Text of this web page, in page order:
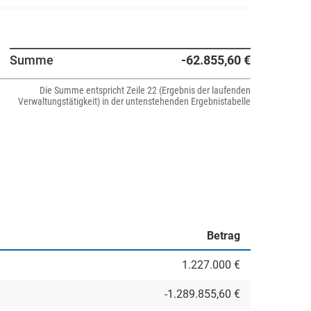
Summe -62.855,60 €
Die Summe entspricht Zeile 22 (Ergebnis der laufenden
Verwaltungstätigkeit) in der untenstehenden Ergebnistabelle
Betrag
1.227.000 €
-1.289.855,60 €